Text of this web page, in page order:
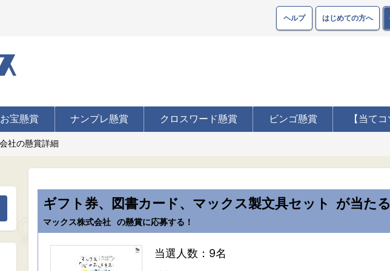
ヘルプ はじめての方へ
お宝懸賞 ナンプレ懸賞 クロスワード懸賞 ビンゴ懸賞 【当て
社の懸賞詳細
ギフト券、図書カード、マックス製文具セット が当たる
マックス株式会社 の懸賞に応募する！
当選人数：9名